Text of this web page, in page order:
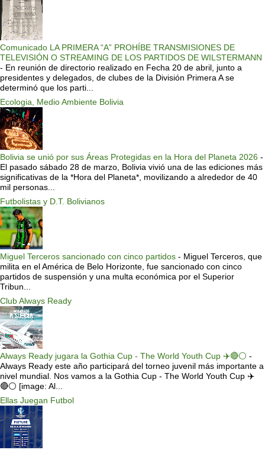
Comunicado LA PRIMERA “A” PROHÍBE TRANSMISIONES DE
TELEVISIÓN O STREAMING DE LOS PARTIDOS DE WILSTERMANN
- En reunión de directorio realizado en Fecha 20 de abril, junto a
presidentes y delegados, de clubes de la División Primera A se
determinó que los parti...
Ecologia, Medio Ambiente Bolivia
Bolivia se unió por sus Áreas Protegidas en la Hora del Planeta 2026 -
El pasado sábado 28 de marzo, Bolivia vivió una de las ediciones más
significativas de la *Hora del Planeta*, movilizando a alrededor de 40
mil personas...
Futbolistas y D.T. Bolivianos
Miguel Terceros sancionado con cinco partidos - Miguel Terceros, que
milita en el América de Belo Horizonte, fue sancionado con cinco
partidos de suspensión y una multa económica por el Superior
Tribun...
Club Always Ready
Always Ready jugara la Gothia Cup - The World Youth Cup ✈️🔴⚪️ -
Always Ready este año participará del torneo juvenil más importante a
nivel mundial. Nos vamos a la Gothia Cup - The World Youth Cup ✈️
🔴⚪️ [image: Al...
Ellas Juegan Futbol